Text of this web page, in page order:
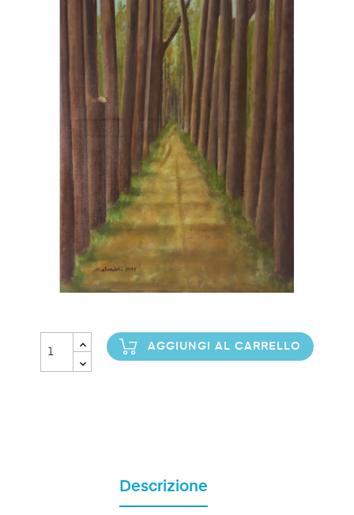
AGGIUNGI AL CARRELLO
Descrizione